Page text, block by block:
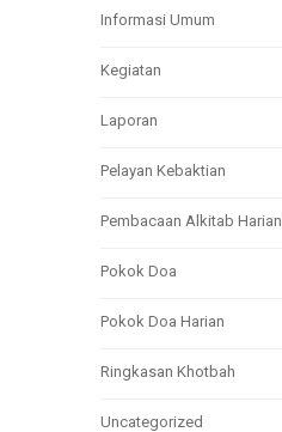
Informasi Umum
Kegiatan
Laporan
Pelayan Kebaktian
Pembacaan Alkitab Harian
Pokok Doa
Pokok Doa Harian
Ringkasan Khotbah
Uncategorized